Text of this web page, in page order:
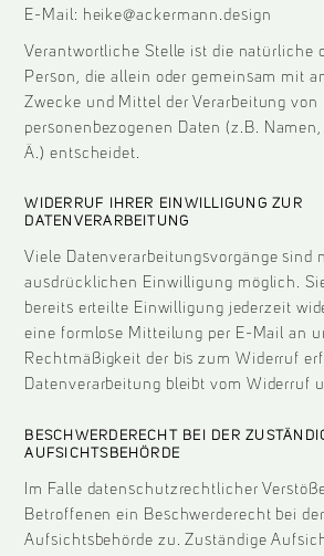
E-Mail: heike@ackermann.design
Verantwortliche Stelle ist die natürliche
Person, die allein oder gemeinsam mit
Zwecke und Mittel der Verarbeitung von
personenbezogenen Daten (z.B.
Ä.) entscheidet.
WIDERRUF IHRER EINWILLIGUNG ZUR
DATENVERARBEITUNG
Viele Datenverarbeitungsvorgänge sind
ausdrücklichen Einwilligung möglich.
bereits erteilte Einwilligung jederzeit
eine formlose Mitteilung per E-Mail an
Rechtmäßigkeit der bis zum Widerruf
Datenverarbeitung bleibt vom Widerruf
BESCHWERDERECHT BEI DER
AUFSICHTSBEHÖRDE
Im Falle datenschutzrechtlicher
Betroffenen ein Beschwerderecht bei
Aufsichtsbehörde zu. Zuständige